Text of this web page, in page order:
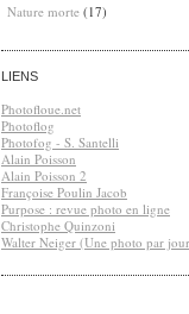
Nature morte (17)
LIENS
Photofloue.net
Photoflog
Photofog - S. Santelli
Alain Poisson
Alain Poisson 2
Françoise Poulin Jacob
Purpose : revue photo en ligne
Christophe Quinzoni
Walter Neiger (Une photo par